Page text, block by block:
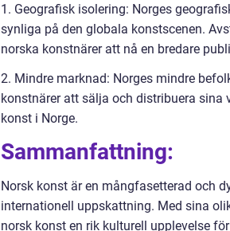
1. Geografisk isolering: Norges
synliga på den globala konstscenen.
norska konstnärer att nå en bredare
2. Mindre marknad: Norges mindre
konstnärer att sälja och distribuera sina
konst i Norge.
Sammanfattning:
Norsk konst är en mångfasetterad och
internationell uppskattning. Med sina
norsk konst en rik kulturell upplevelse